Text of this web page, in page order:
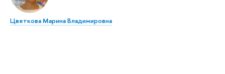
Цветкова Марина Владимировна